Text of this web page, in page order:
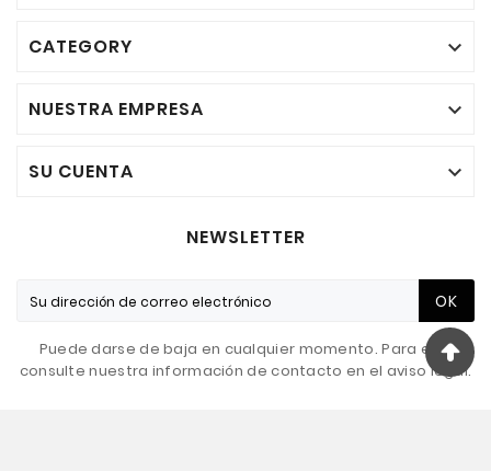
CATEGORY 
NUESTRA EMPRESA 
SU CUENTA 
NEWSLETTER
OK
Puede darse de baja en cualquier momento. Para ello,
consulte nuestra información de contacto en el aviso legal.